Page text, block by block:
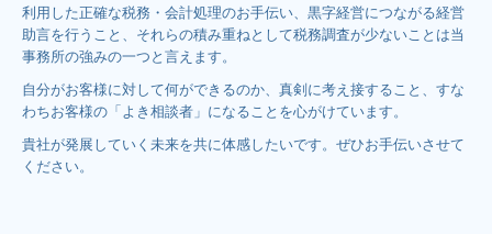
利用した正確な税務・会計処理のお手伝い、黒字経営につながる経営
助言を行うこと、それらの積み重ねとして税務調査が少ないことは当
事務所の強みの一つと言えます。
自分がお客様に対して何ができるのか、真剣に考え接すること、すな
わちお客様の「よき相談者」になることを心がけています。
貴社が発展していく未来を共に体感したいです。ぜひお手伝いさせて
ください。